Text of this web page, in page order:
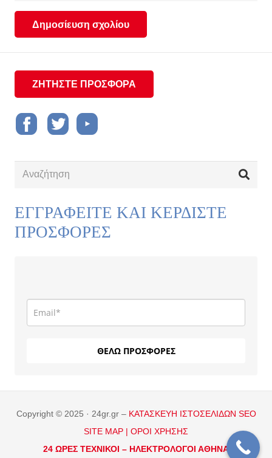
Δημοσίευση σχολίου
ΖΗΤΗΣΤΕ ΠΡΟΣΦΟΡΑ
ΕΓΓΡΑΦΕΙΤΕ ΚΑΙ ΚΕΡΔΙΣΤΕ
ΠΡΟΣΦΟΡΕΣ
ΘΕΛΩ ΠΡΟΣΦΟΡΕΣ
Copyright © 2025 · 24gr.gr – ΚΑΤΑΣΚΕΥΗ ΙΣΤΟΣΕΛΙΔΩΝ SEO
SITE MAP | ΟΡΟΙ ΧΡΗΣΗΣ
24 ΩΡΕΣ ΤΕΧΝΙΚΟΙ – ΗΛΕΚΤΡΟΛΟΓΟΙ ΑΘΗΝΑ